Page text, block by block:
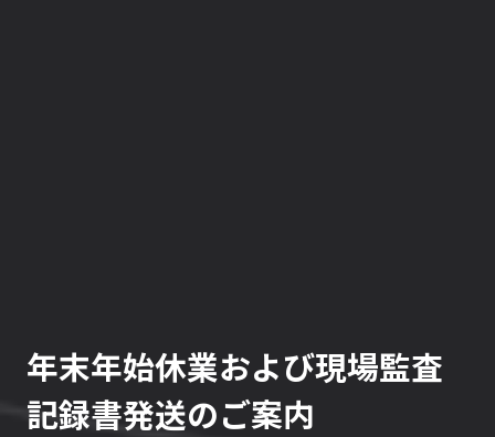
年末年始休業および現場監査
記録書発送のご案内